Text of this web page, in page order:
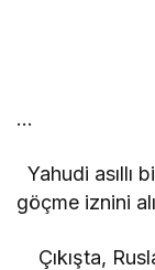
…
Yahudi asıllı
göçme iznini
Çıkışta,